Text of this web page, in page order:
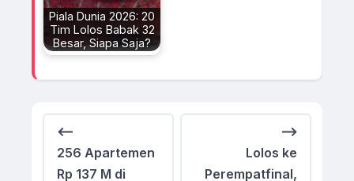
Piala Dunia 2026: 20
Tim Lolos Babak 32
Besar, Siapa Saja?
⟵
256 Apartemen
Rp 137 M di
Lolos ke
Perempatfinal,
⟶